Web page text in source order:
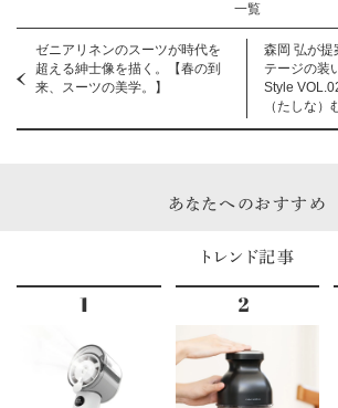
一覧
ゼニアリネンのスーツが時代を
超える紳士像を描く。【春の到
来、スーツの美学。】
森岡 弘が提
テージの装
Style
（たしな）
あなたへのおすすめ
トレンド記事